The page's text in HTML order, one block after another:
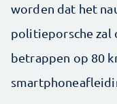
worden dat het
politieporsche zal
betrappen op 80